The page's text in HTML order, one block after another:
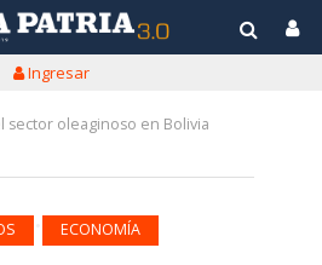
Ingresar
sector oleaginoso en Bolivia
ECONOMÍA